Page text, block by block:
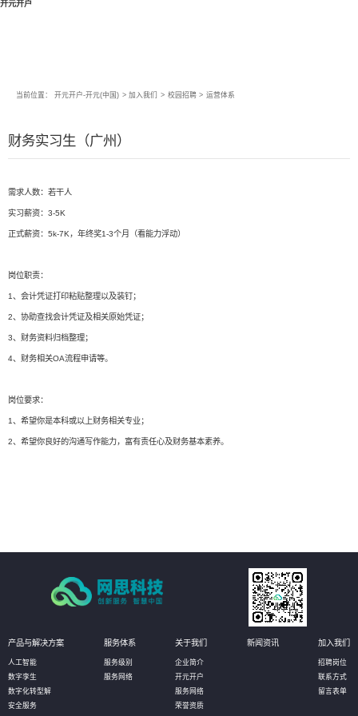
开元开户
当前位置： 开元开户-开元(中国) > 加入我们 > 校园招聘 > 运营体系
财务实习生（广州）
需求人数：若干人
实习薪资：3-5K
正式薪资：5k-7K，年终奖1-3个月（看能力浮动）
岗位职责：
1、会计凭证打印粘贴整理以及装钉；
2、协助查找会计凭证及相关原始凭证；
3、财务资料归档整理；
4、财务相关OA流程申请等。
岗位要求：
1、希望你是本科或以上财务相关专业；
2、希望你良好的沟通写作能力，富有责任心及财务基本素养。
产品与解决方案
人工智能
数字孪生
数字化转型解
安全服务
服务体系
服务级别
服务网络
关于我们
企业简介
开元开户
服务网络
荣誉资质
新闻资讯 加入我们
招聘岗位
联系方式
留言表单